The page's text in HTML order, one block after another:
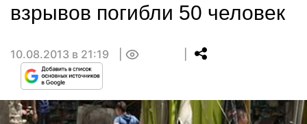
взрывов погибли 50 человек
10.08.2013 в 21:19